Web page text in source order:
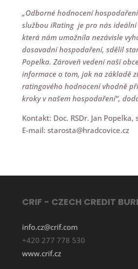
„Odborné hodnocení
službou iRating je pro nás
která nám umožnila nezávisle
dosavadní hospodaření, sdělil
Popelka. Zároveň vedení naší
informace o tom, jak na základě
ratingového hodnocení vhodně
kroky v našem hospodaření“,
Kontakt: Doc. RSDr. Jan Popelka,
E-mail: starosta@hradcovice.cz
CRIF - CZECH CREDIT
info.cz@crif.com
+420 277 778 530
www.crif.cz